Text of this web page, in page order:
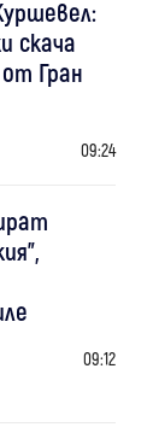
скача
Гран
09:24
09:12